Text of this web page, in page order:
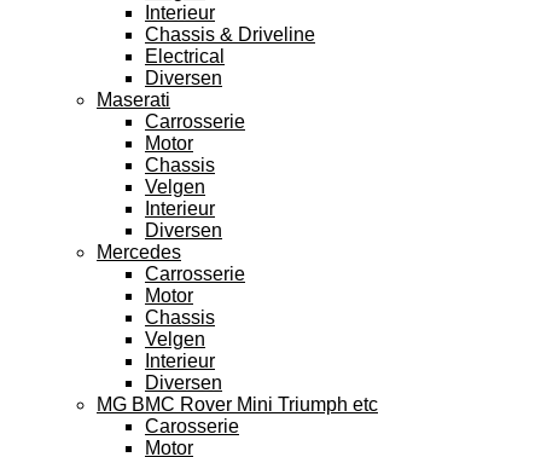
Interieur
Chassis & Driveline
Electrical
Diversen
Maserati
Carrosserie
Motor
Chassis
Velgen
Interieur
Diversen
Mercedes
Carrosserie
Motor
Chassis
Velgen
Interieur
Diversen
MG BMC Rover Mini Triumph etc
Carosserie
Motor